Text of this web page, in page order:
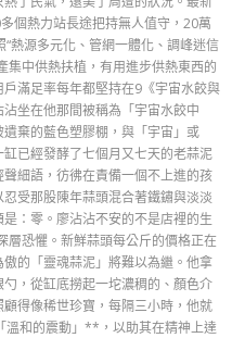
個熱力站長途把持無人值守，20萬
熱源多元化、管網一體化、調峰迷信
集中供熱扶植，有用進步供熱東西的
滿足率每年都堅持在9《宇宙水餃與
坐在他那間被稱為「宇宙水餃中
棄的藍色塑膠棚，與「宇宙」或
缸已經發酵了七個月又七天的老蒜泥
細語，彷彿在責備一個不上進的孩
受那股陳年蒜頭混合著鐵鏽與淡淡
：零。廖沾沾不安的不是店裡的生
恐懼。新鮮蒜頭每公斤的價格正在
的「靈魂蒜泥」將難以為繼。他拿
，從缸底撈起一坨濃稠的、顏色介
得像稀世珍寶，每隔三小時，他就
和的震動」**，以助其在精神上達